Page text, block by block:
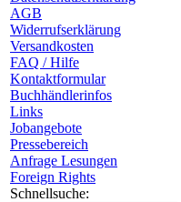
AGB
Widerrufserklärung
Versandkosten
FAQ / Hilfe
Kontaktformular
Buchhändlerinfos
Links
Jobangebote
Pressebereich
Anfrage Lesungen
Foreign Rights
Schnellsuche: